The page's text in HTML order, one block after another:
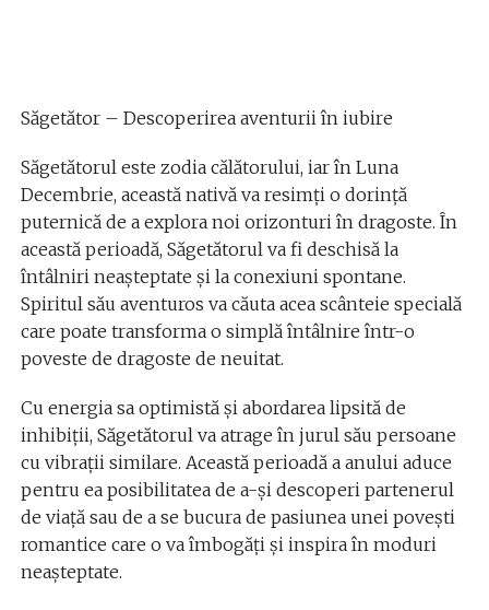
Săgetător – Descoperirea aventurii în iubire
Săgetătorul este zodia călătorului, iar în Luna
Decembrie, această nativă va resimți o dorință
puternică de a explora noi orizonturi în dragoste. În
această perioadă, Săgetătorul va fi deschisă la
întâlniri neașteptate și la conexiuni spontane.
Spiritul său aventuros va căuta acea scânteie specială
care poate transforma o simplă întâlnire într-o
poveste de dragoste de neuitat.
Cu energia sa optimistă și abordarea lipsită de
inhibiții, Săgetătorul va atrage în jurul său persoane
cu vibrații similare. Această perioadă a anului aduce
pentru ea posibilitatea de a-și descoperi partenerul
de viață sau de a se bucura de pasiunea unei povești
romantice care o va îmbogăți și inspira în moduri
neașteptate.